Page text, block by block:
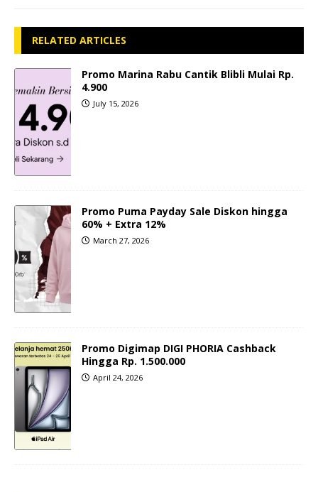
RELATED ARTICLES
Promo Marina Rabu Cantik Blibli Mulai Rp.
4.900
July 15, 2026
Promo Puma Payday Sale Diskon hingga
60% + Extra 12%
March 27, 2026
Promo Digimap DIGI PHORIA Cashback
Hingga Rp. 1.500.000
April 24, 2026